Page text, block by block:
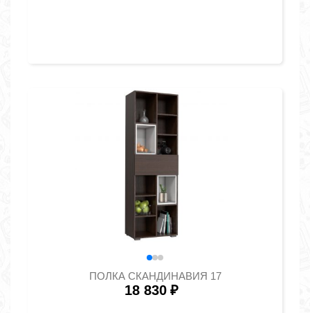
ПОЛКА СКАНДИНАВИЯ 17
18 830 ₽